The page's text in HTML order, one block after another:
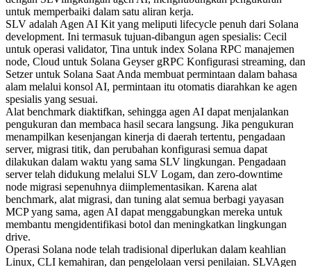
untuk memperbaiki dalam satu aliran kerja.
SLV adalah Agen AI Kit yang meliputi lifecycle penuh dari Solana
development. Ini termasuk tujuan-dibangun agen spesialis: Cecil
untuk operasi validator, Tina untuk index Solana RPC manajemen
node, Cloud untuk Solana Geyser gRPC Konfigurasi streaming, dan
Setzer untuk Solana Saat Anda membuat permintaan dalam bahasa
alam melalui konsol AI, permintaan itu otomatis diarahkan ke agen
spesialis yang sesuai.
Alat benchmark diaktifkan, sehingga agen AI dapat menjalankan
pengukuran dan membaca hasil secara langsung. Jika pengukuran
menampilkan kesenjangan kinerja di daerah tertentu, pengadaan
server, migrasi titik, dan perubahan konfigurasi semua dapat
dilakukan dalam waktu yang sama SLV lingkungan. Pengadaan
server telah didukung melalui SLV Logam, dan zero-downtime
node migrasi sepenuhnya diimplementasikan. Karena alat
benchmark, alat migrasi, dan tuning alat semua berbagi yayasan
MCP yang sama, agen AI dapat menggabungkan mereka untuk
membantu mengidentifikasi botol dan meningkatkan lingkungan
drive.
Operasi Solana node telah tradisional diperlukan dalam keahlian
Linux, CLI kemahiran, dan pengelolaan versi penilaian. SLVAgen